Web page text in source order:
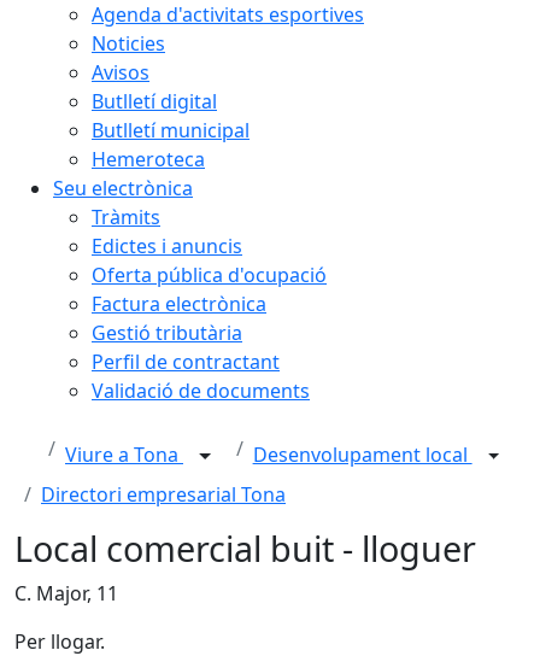
Agenda d'activitats esportives
Noticies
Avisos
Butlletí digital
Butlletí municipal
Hemeroteca
Seu electrònica
Tràmits
Edictes i anuncis
Oferta pública d'ocupació
Factura electrònica
Gestió tributària
Perfil de contractant
Validació de documents
Viure a Tona
Desenvolupament local
Directori empresarial Tona
Local comercial buit - lloguer
C. Major, 11
Per llogar.